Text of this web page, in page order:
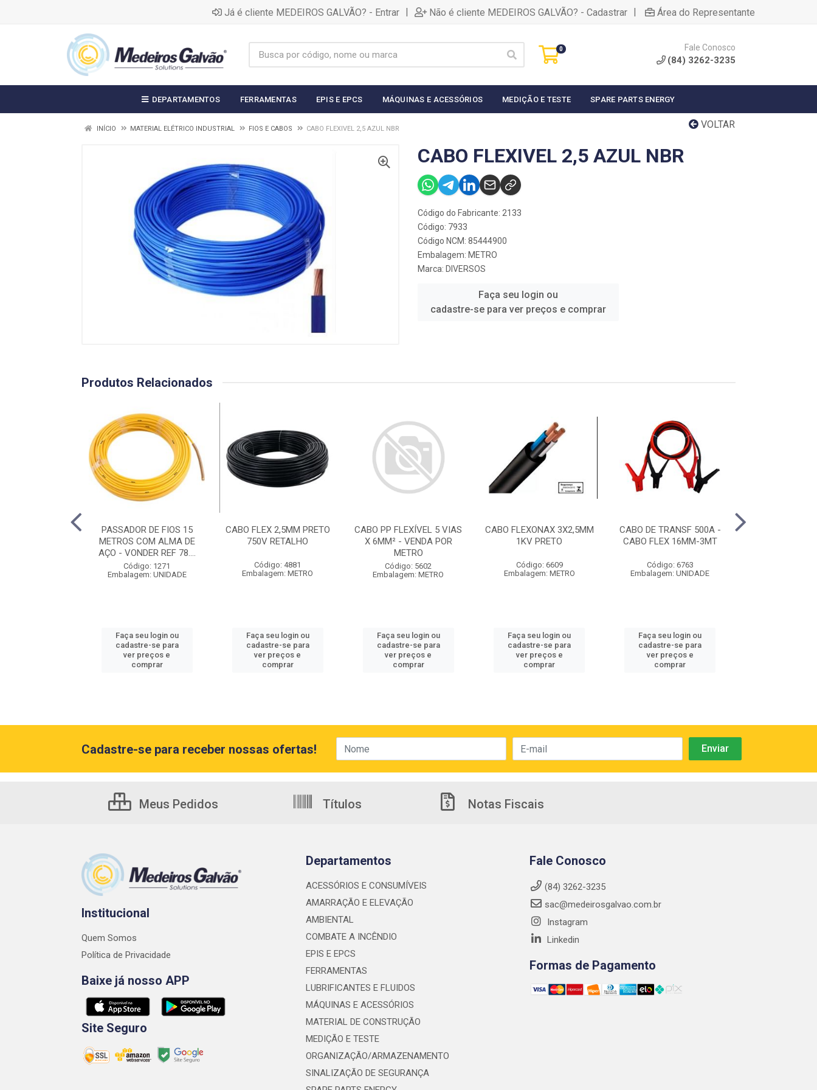
Já é cliente MEDEIROS GALVÃO? - Entrar | Não é cliente MEDEIROS GALVÃO? - Cadastrar | Área do Representante
0 Fale Conosco
(84) 3262-3235
DEPARTAMENTOS FERRAMENTAS EPIS E EPCS MÁQUINAS E ACESSÓRIOS MEDIÇÃO E TESTE SPARE PARTS ENERGY
VOLTAR
INÍCIO MATERIAL ELÉTRICO INDUSTRIAL FIOS E CABOS CABO FLEXIVEL 2,5 AZUL NBR
CABO FLEXIVEL 2,5 AZUL NBR
Código do Fabricante: 2133
Código: 7933
Código NCM: 85444900
Embalagem: METRO
Marca: DIVERSOS
Faça seu login ou
cadastre-se para ver preços e comprar
Produtos Relacionados
PASSADOR DE FIOS 15
METROS COM ALMA DE
AÇO - VONDER REF 78....
Código: 1271
Embalagem: UNIDADE
Faça seu login ou
cadastre-se para
ver preços e
comprar
CABO FLEX 2,5MM PRETO
750V RETALHO
Código: 4881
Embalagem: METRO
Faça seu login ou
cadastre-se para
ver preços e
comprar
CABO PP FLEXÍVEL 5 VIAS
X 6MM² - VENDA POR
METRO
Código: 5602
Embalagem: METRO
Faça seu login ou
cadastre-se para
ver preços e
comprar
CABO FLEXONAX 3X2,5MM
1KV PRETO
Código: 6609
Embalagem: METRO
Faça seu login ou
cadastre-se para
ver preços e
comprar
CABO DE TRANSF 500A -
CABO FLEX 16MM-3MT
Código: 6763
Embalagem: UNIDADE
Faça seu login ou
cadastre-se para
ver preços e
comprar
Cadastre-se para receber nossas ofertas!
Meus Pedidos Títulos Notas Fiscais
Institucional
Quem Somos
Política de Privacidade
Baixe já nosso APP
Site Seguro
Departamentos
ACESSÓRIOS E CONSUMÍVEIS
AMARRAÇÃO E ELEVAÇÃO
AMBIENTAL
COMBATE A INCÊNDIO
EPIS E EPCS
FERRAMENTAS
LUBRIFICANTES E FLUIDOS
MÁQUINAS E ACESSÓRIOS
MATERIAL DE CONSTRUÇÃO
MEDIÇÃO E TESTE
ORGANIZAÇÃO/ARMAZENAMENTO
SINALIZAÇÃO DE SEGURANÇA
Fale Conosco
(84) 3262-3235
sac@medeirosgalvao.com.br
Instagram
Linkedin
Formas de Pagamento